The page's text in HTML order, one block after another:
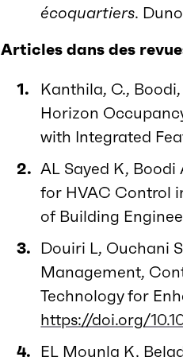
écoquartiers.
Articles dans des
Kanthila, C., Boodi,
Horizon
with Integrated
AL Sayed K, Boodi
for HVAC Control
of Building
Douiri L, Ouchani
Management,
Technology for
https://doi.org/
EL Mounla K,